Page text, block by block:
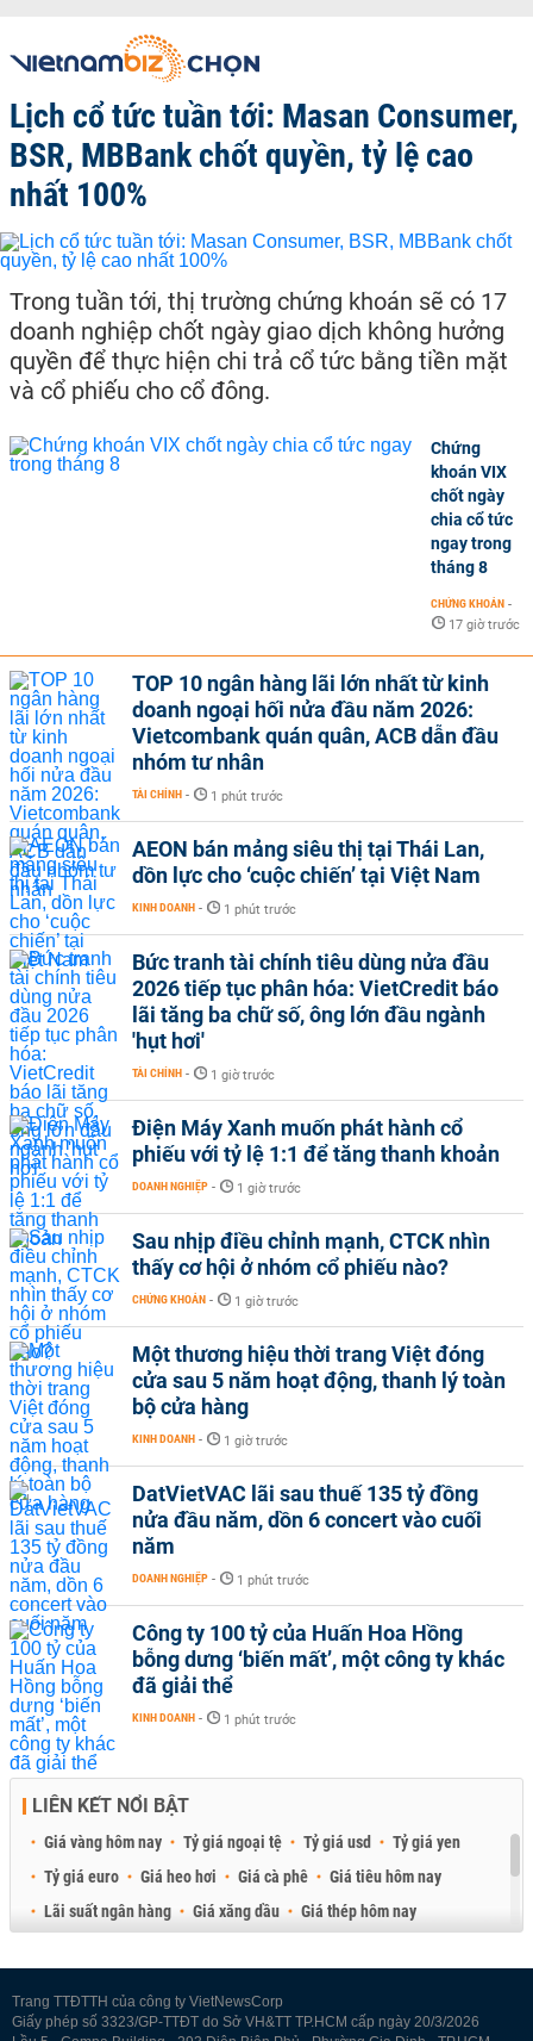
Lịch cổ tức tuần tới: Masan Consumer,
BSR, MBBank chốt quyền, tỷ lệ cao
nhất 100%
Trong tuần tới, thị trường chứng khoán sẽ có 17
doanh nghiệp chốt ngày giao dịch không hưởng
quyền để thực hiện chi trả cổ tức bằng tiền mặt
và cổ phiếu cho cổ đông.
Chứng
khoán VIX
chốt ngày
chia cổ tức
ngay trong
tháng 8
CHỨNG KHOÁN -
17 giờ trước
TOP 10 ngân hàng lãi lớn nhất từ kinh
doanh ngoại hối nửa đầu năm 2026:
Vietcombank quán quân, ACB dẫn đầu
nhóm tư nhân
TÀI CHÍNH - 1 phút trước
AEON bán mảng siêu thị tại Thái Lan,
dồn lực cho ‘cuộc chiến’ tại Việt Nam
KINH DOANH - 1 phút trước
Bức tranh tài chính tiêu dùng nửa đầu
2026 tiếp tục phân hóa: VietCredit báo
lãi tăng ba chữ số, ông lớn đầu ngành
'hụt hơi'
TÀI CHÍNH - 1 giờ trước
Điện Máy Xanh muốn phát hành cổ
phiếu với tỷ lệ 1:1 để tăng thanh khoản
DOANH NGHIỆP - 1 giờ trước
Sau nhịp điều chỉnh mạnh, CTCK nhìn
thấy cơ hội ở nhóm cổ phiếu nào?
CHỨNG KHOÁN - 1 giờ trước
Một thương hiệu thời trang Việt đóng
cửa sau 5 năm hoạt động, thanh lý toàn
bộ cửa hàng
KINH DOANH - 1 giờ trước
DatVietVAC lãi sau thuế 135 tỷ đồng
nửa đầu năm, dồn 6 concert vào cuối
năm
DOANH NGHIỆP - 1 phút trước
Công ty 100 tỷ của Huấn Hoa Hồng
bỗng dưng ‘biến mất’, một công ty khác
đã giải thể
KINH DOANH - 1 phút trước
LIÊN KẾT NỔI BẬT
Giá vàng hôm nay Tỷ giá ngoại tệ Tỷ giá usd
Tỷ giá yen
Tỷ giá euro
Giá heo hơi Giá cà phê
Giá tiêu hôm nay
Lãi suất ngân hàng
Giá xăng dầu
Giá thép hôm nay
Trang TTĐTTH của công ty VietNewsCorp
Giấy phép số 3323/GP-TTĐT do Sở VH&TT TP.HCM cấp ngày 20/3/2026